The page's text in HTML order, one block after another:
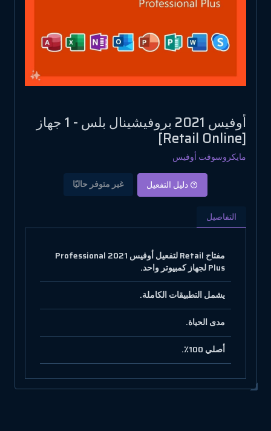
أوفيس 2021 بروفيشينال بلس - 1 جهاز
[Retail Online]
مايكروسوفت أوفيس
دليل التفعيل غير متوفر حاليًا
التفاصيل
مفتاح Retail لتفعيل أوفيس 2021 Professional
Plus لجهاز كمبيوتر واحد.
يشمل التطبيقات الكاملة.
مدى الحياة.
أصلي 100٪.